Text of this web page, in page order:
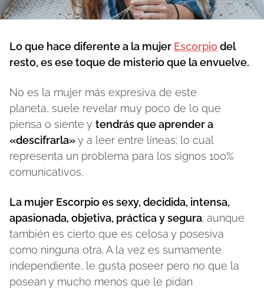
Lo que hace diferente a la mujer Escorpiodel
resto, es ese toque de misterio que la envuelve.
No es la mujer más expresiva de este
planeta, suele revelar muy poco de lo que
piensa o siente y tendrás que aprender a
«descifrarla»y a leer entre líneas; lo cual
representa un problema para los signos 100%
comunicativos.
La mujer Escorpio es sexy, decidida, intensa,
apasionada, objetiva, práctica y segura; aunque
también es cierto que es celosa y posesiva
como ninguna otra. A la vez es sumamente
independiente, le gusta poseer pero no que la
posean y mucho menos que le pidan